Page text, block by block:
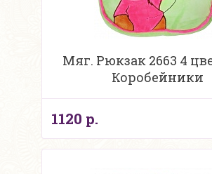
Мяг. Рюкзак 2663 4
Коробейники
1120 р.